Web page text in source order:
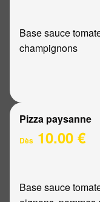
Base sauce
champignons
Pizza paysanne
Dès 10.00 €
Base sauce